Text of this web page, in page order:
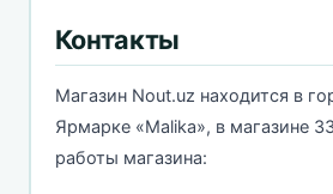
Контакты
Магазин Nout.uz находится в
Ярмарке «Malika», в магазине
работы магазина: